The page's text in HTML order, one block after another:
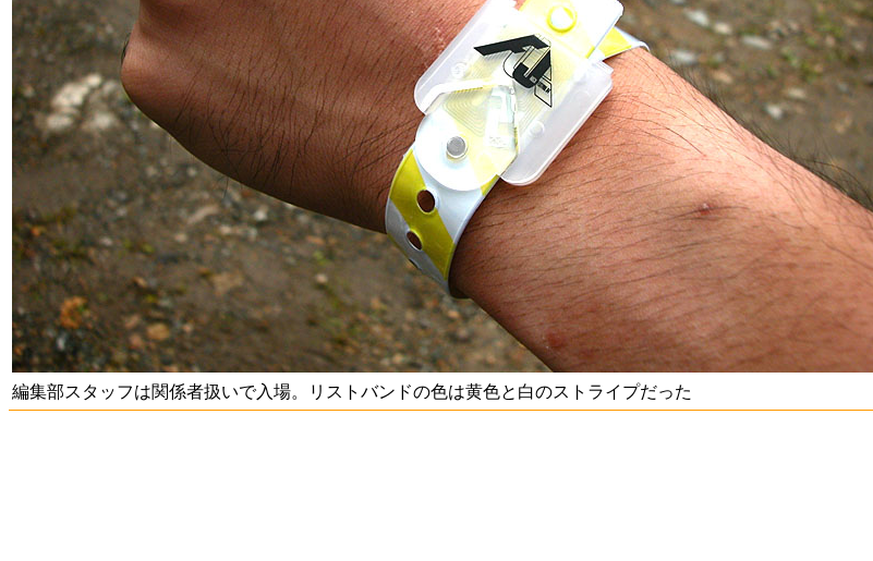
編集部スタッフは関係者扱いで入場。リストバンドの色は黄色と白のストライプだった